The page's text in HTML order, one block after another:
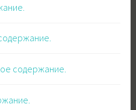
содержание.